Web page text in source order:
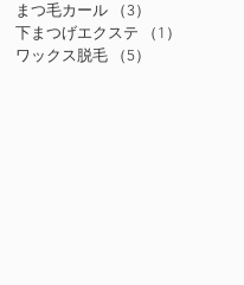
まつ毛カール
（3）
下まつげエクステ
（1）
ワックス脱毛
（5）